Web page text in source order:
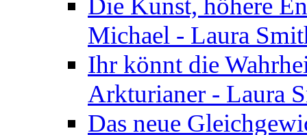
Michael - Laura
Ihr könnt die
Arkturianer - Laura
Das neue